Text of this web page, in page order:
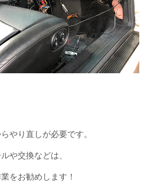
やり直しが必要です。
や交換などは、
をお勧めします！